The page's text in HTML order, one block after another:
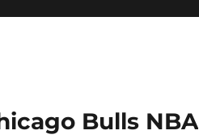
Bulls NBA